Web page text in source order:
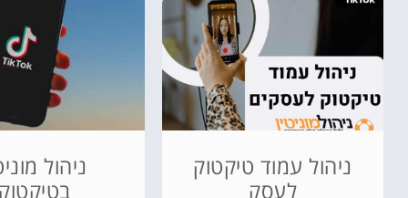
ניהול עמוד טיקטוק
לעסק
ניהול